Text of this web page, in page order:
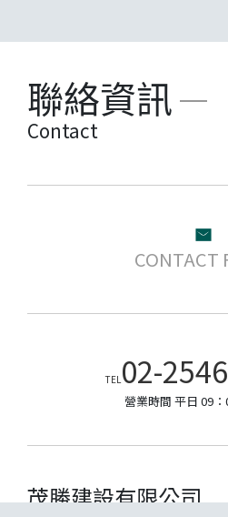
聯絡資訊
Contact
CONTACT
TEL02-
營業時間 平日 09
茂勝建設有限公司